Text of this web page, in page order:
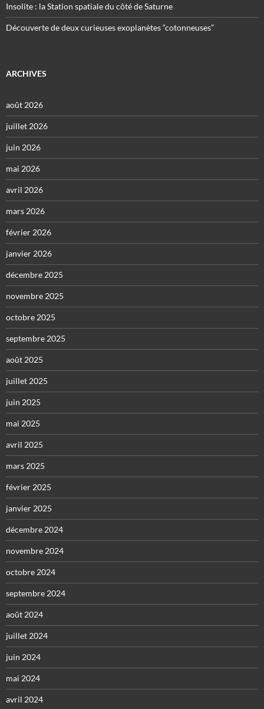
Insolite : la Station spatiale du côté de Saturne
Découverte de deux curieuses exoplanètes “cotonneuses”
ARCHIVES
août 2026
juillet 2026
juin 2026
mai 2026
avril 2026
mars 2026
février 2026
janvier 2026
décembre 2025
novembre 2025
octobre 2025
septembre 2025
août 2025
juillet 2025
juin 2025
mai 2025
avril 2025
mars 2025
février 2025
janvier 2025
décembre 2024
novembre 2024
octobre 2024
septembre 2024
août 2024
juillet 2024
juin 2024
mai 2024
avril 2024